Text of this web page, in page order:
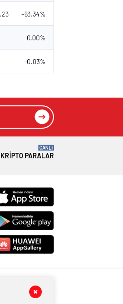
-63.34%
0.00%
-0.03%
KRIPTO PARALAR
CANLI